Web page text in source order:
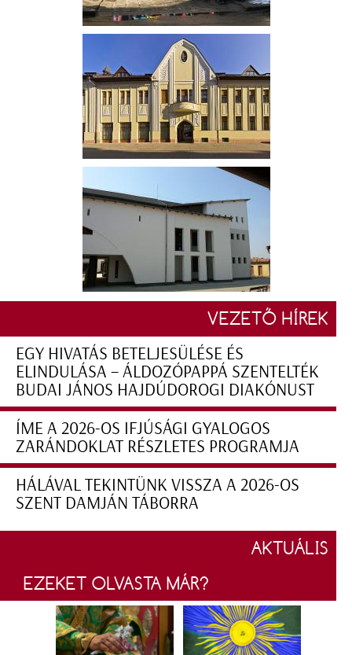
VEZETŐ HÍREK
EGY HIVATÁS BETELJESÜLÉSE ÉS
ELINDULÁSA – ÁLDOZÓPAPPÁ SZENTELTÉK
BUDAI JÁNOS HAJDÚDOROGI DIAKÓNUST
ÍME A 2026-OS IFJÚSÁGI GYALOGOS
ZARÁNDOKLAT RÉSZLETES PROGRAMJA
HÁLÁVAL TEKINTÜNK VISSZA A 2026-OS
SZENT DAMJÁN TÁBORRA
AKTUÁLIS
EZEKET OLVASTA MÁR?